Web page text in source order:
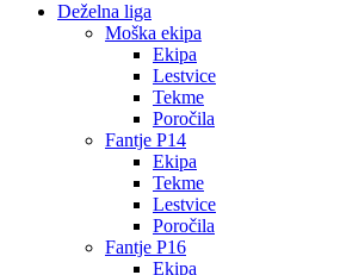
Deželna liga
Moška ekipa
Ekipa
Lestvice
Tekme
Poročila
Fantje P14
Ekipa
Tekme
Lestvice
Poročila
Fantje P16
Ekipa